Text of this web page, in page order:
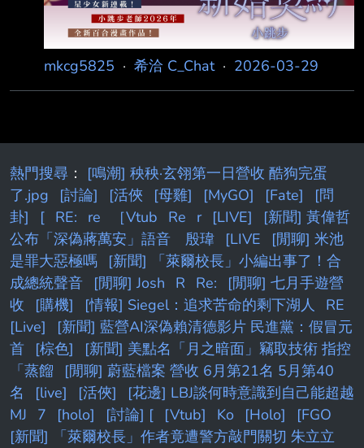
mkcg5825 · 希洽 C_Chat· 2026-03-29
熱門搜尋 ： [鳴潮] 秧秧·玄翎第一日營收 酷狗完蛋
了.jpg
[討論] [活俠 [母雞] [MyGO] [Fate]
[問
卦]
[ RE: re ［Vtub Re r [LIVE]
[新聞] 黃偉哲
公布「深偽蔣萬安」語音 殷瑋
[LIVE
[閒聊] 米池
是罪大惡極嗎
[新聞] 「萊爾校長」小編出事了！合
成總統聲音
[閒聊] Josh R Re:
[閒聊] 七月手遊營
收
[購機] [情報] Siegel：追求苦命的剩下湖人
RE
[Live]
[新聞] 藍營AI深偽賴清德影片 民進黨：假冒元
首
[棕色]
[新聞] 美點名「月之暗面」竊取技術 指控
「蒸餾
[閒聊] 蔚藍檔案 營收 6月第21名 5月第40
名
[live] [活俠]
[花邊] LBJ談何時意識到自己能超越
MJ
7 [holo] [討論] [ [Vtub] Ko [Holo]
[FGO
[新聞] 「萊爾校長」作者竟遭警方敲門關切 朱立立